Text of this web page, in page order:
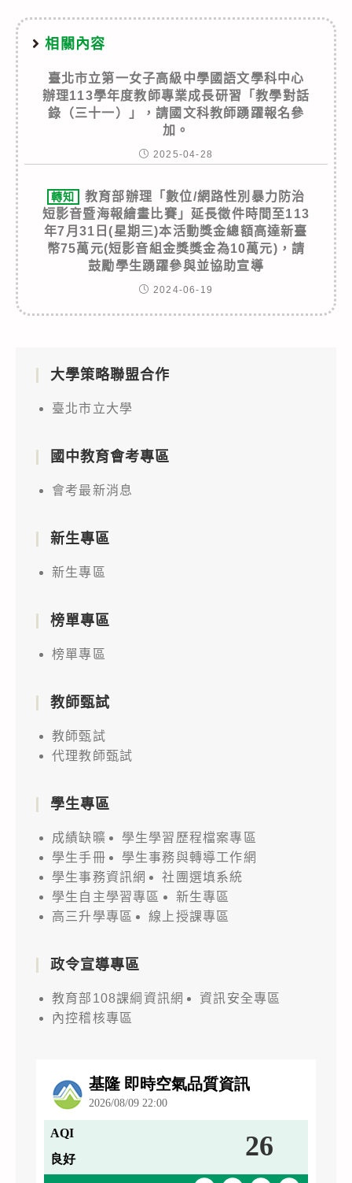
相關內容
臺北市立第一女子高級中學國語文學科中心
辦理113學年度教師專業成長研習「教學對話
錄（三十一）」，請國文科教師踴躍報名參
加。
2025-04-28
轉知
教育部辦理「數位/網路性別暴力防治
短影音暨海報繪畫比賽」延長徵件時間至113
年7月31日(星期三)本活動獎金總額高達新臺
幣75萬元(短影音組金獎獎金為10萬元)，請
鼓勵學生踴躍參與並協助宣導
2024-06-19
大學策略聯盟合作
臺北市立大學
國中教育會考專區
會考最新消息
新生專區
新生專區
榜單專區
榜單專區
教師甄試
教師甄試
代理教師甄試
學生專區
成績缺曠
學生學習歷程檔案專區
學生手冊
學生事務與轉導工作網
學生事務資訊網
社團選填系統
學生自主學習專區
新生專區
高三升學專區
線上授課專區
政令宣導專區
教育部108課綱資訊網
資訊安全專區
內控稽核專區